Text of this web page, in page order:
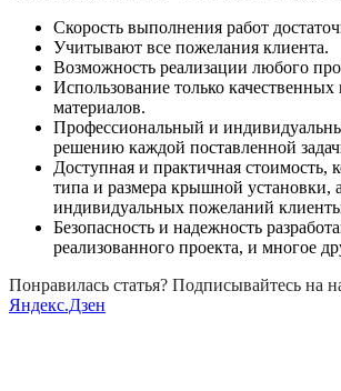
Скорость выполнения работ
Учитывают все пожелания клиента.
Возможность реализации любого
Использование только
материалов.
Профессиональный и
решению каждой поставленной
Доступная и практичная стоимость,
типа и размера крышной установки,
индивидуальных пожеланий
Безопасность и надежность
реализованного проекта, и многое
Понравилась статья? Подписывайтесь на
Яндекс.Дзен